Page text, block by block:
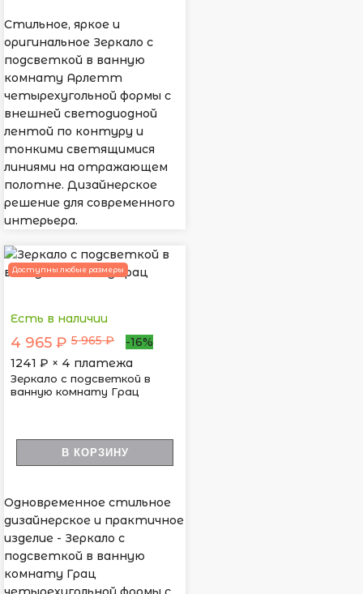
Стильное, яркое и
оригинальное Зеркало с
подсветкой в ванную
комнату Арлетт
четырехугольной формы с
внешней светодиодной
лентой по контуру и
тонкими светящимися
линиями на отражающем
полотне. Дизайнерское
решение для современного
интерьера.
Доступны любые размеры
Есть в наличии
4 965 ₽ 5 965 ₽
-16%
1241 ₽ × 4 платежа
Зеркало с подсветкой в
ванную комнату Грац
В КОРЗИНУ
Одновременное стильное
дизайнерское и практичное
изделие - Зеркало с
подсветкой в ванную
комнату Грац